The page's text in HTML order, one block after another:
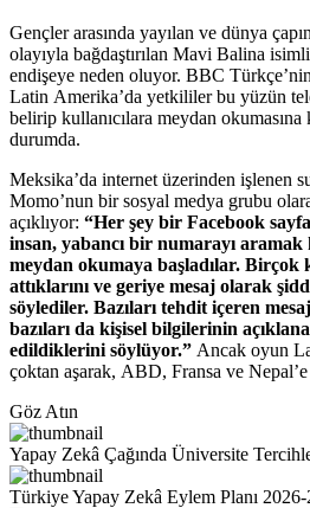
Gençler arasında yayılan ve dünya
olayıyla bağdaştırılan Mavi Balina
endişeye neden oluyor. BBC
Latin Amerika’da yetkililer bu yüzün
belirip kullanıcılara meydan okumasına
durumda.
Meksika’da internet üzerinden işlenen
Momo’nun bir sosyal medya grubu
açıklıyor: “Her şey bir Facebook
insan, yabancı bir numarayı
meydan okumaya başladılar. Birçok
attıklarını ve geriye mesaj olarak
söylediler. Bazıları tehdit içeren
bazıları da kişisel bilgilerinin
edildiklerini söylüyor.” Ancak oyun
çoktan aşarak, ABD, Fransa ve
Göz Atın
Yapay Zekâ Çağında Üniversite
Türkiye Yapay Zekâ Eylem Planı